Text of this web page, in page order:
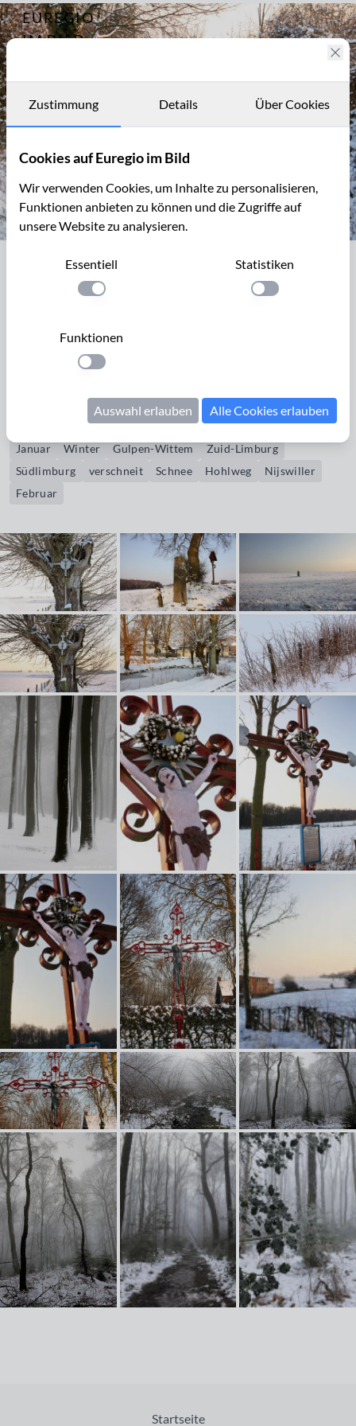
EUREGIO
IM BILD
Archiv
Kontakt
Archiv 7661
Der Hohlweg "Vossenberg" bei
Nijswiller, Gemeinde Gulpen-Wittem
(Gemeinde Gulpen-Wittem) führt.
Bildrechte erwerben
Januar Winter Gulpen-Wittem
Zuid-Limburg
Südlimburg
verschneit Schnee Hohlweg
Nijswiller
Februar
Startseite
Zustimmung Details Über Cookies
Cookies auf Euregio im Bild
Wir verwenden Cookies, um Inhalte zu personalisieren,
Funktionen anbieten zu können und die Zugriffe auf
unsere Website zu analysieren.
Essentiell
Einstellung anwenden
Statistiken
Einstellung
Funktionen
Einstellung anwenden
Auswahl erlauben Alle Cookies erlauben